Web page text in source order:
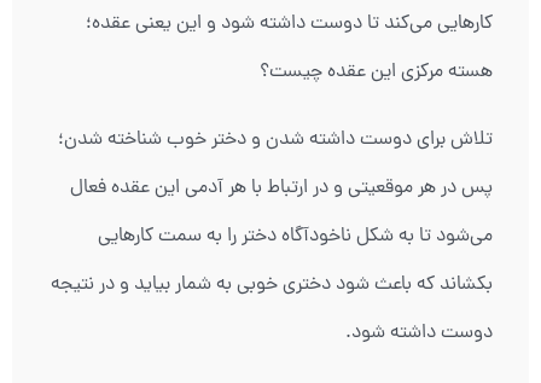
کارهایی می‌کند تا دوست داشته شود و این یعنی عقده؛
هسته مرکزی این عقده چیست؟
تلاش برای دوست داشته شدن و دختر خوب شناخته شدن؛
پس در هر موقعیتی و در ارتباط با هر آدمی این عقده فعال
می‌شود تا به شکل ناخودآگاه دختر را به سمت کارهایی
بکشاند که باعث شود دختری خوبی به شمار بیاید و در نتیجه
دوست داشته شود.